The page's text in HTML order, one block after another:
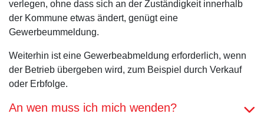
verlegen, ohne dass sich an der Zuständigkeit innerhalb
der Kommune etwas ändert, genügt eine
Gewerbeummeldung.
Weiterhin ist eine Gewerbeabmeldung erforderlich, wenn
der Betrieb übergeben wird, zum Beispiel durch Verkauf
oder Erbfolge.
An wen muss ich mich wenden?